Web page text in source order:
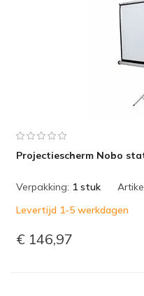
Projectiescherm Nobo
Verpakking: 1 stuk
Levertijd 1-5 werkdagen
€ 146,97